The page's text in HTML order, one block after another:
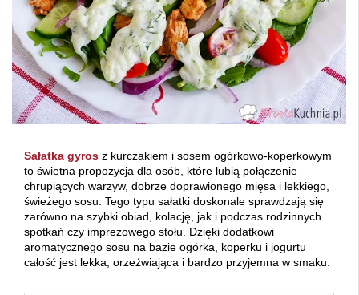
Sałatka gyros z kurczakiem i sosem ogórkowo-koperkowym
to świetna propozycja dla osób, które lubią połączenie
chrupiących warzyw, dobrze doprawionego mięsa i lekkiego,
świeżego sosu. Tego typu sałatki doskonale sprawdzają się
zarówno na szybki obiad, kolację, jak i podczas rodzinnych
spotkań czy imprezowego stołu. Dzięki dodatkowi
aromatycznego sosu na bazie ogórka, koperku i jogurtu
całość jest lekka, orzeźwiająca i bardzo przyjemna w smaku.